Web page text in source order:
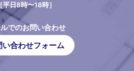
平日8時〜18時］
でのお問い合わせ
い合わせフォーム